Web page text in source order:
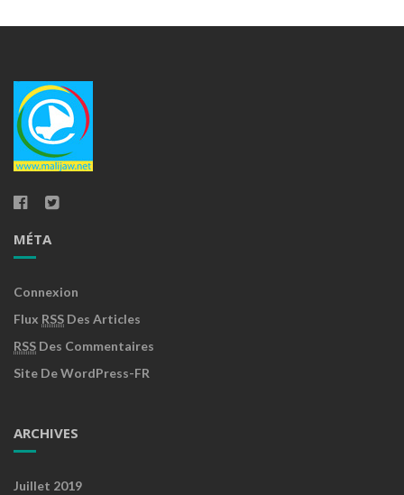
MÉTA
Connexion
Flux RSS Des Articles
RSS Des Commentaires
Site De WordPress-FR
ARCHIVES
Juillet 2019